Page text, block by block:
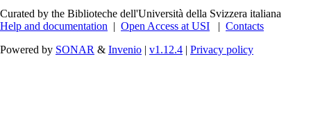
Curated by the Biblioteche dell'Università della Svizzera italiana
Help and documentation | Open Access at USI | Contacts
Powered by SONAR & Invenio | v1.12.4 | Privacy policy